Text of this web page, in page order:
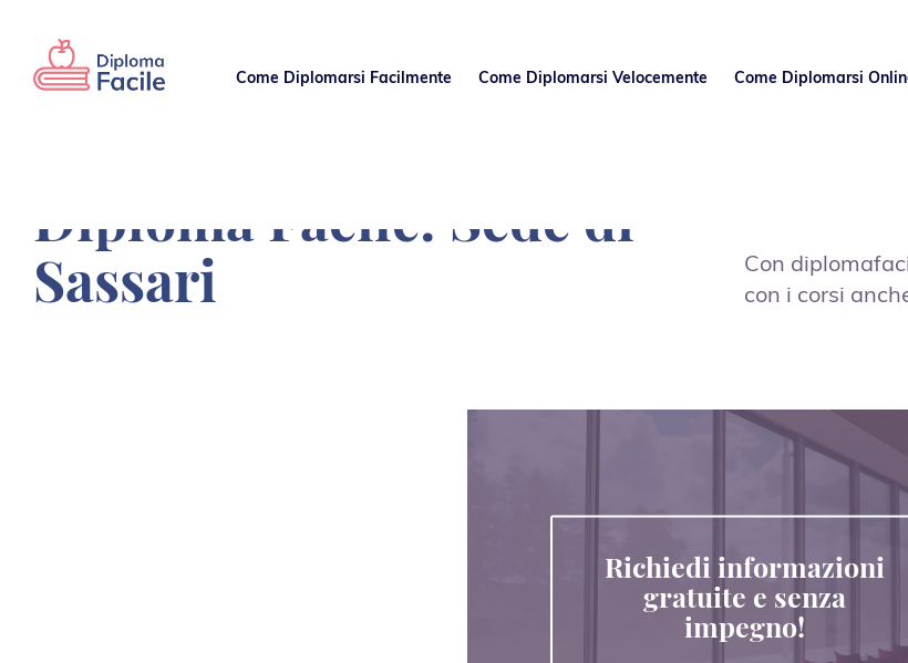
Come Diplomarsi Facilmente Come Diplomarsi Velocemente Come Diplomarsi
Diploma Facile: Sede di
Sassari
Con
con i corsi
Richiedi informazioni
gratuite e senza
impegno!